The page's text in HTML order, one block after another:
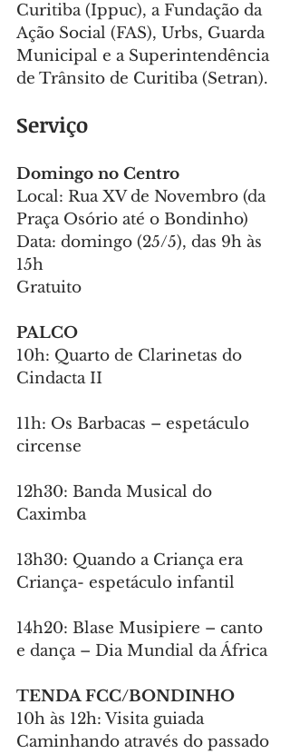
Curitiba (Ippuc), a Fundação da
Ação Social (FAS), Urbs, Guarda
Municipal e a Superintendência
de Trânsito de Curitiba (Setran).
Serviço
Domingo no Centro
Local: Rua XV de Novembro (da
Praça Osório até o Bondinho)
Data: domingo (25/5), das 9h às
15h
Gratuito
PALCO
10h: Quarto de Clarinetas do
Cindacta II
11h: Os Barbacas – espetáculo
circense
12h30: Banda Musical do
Caximba
13h30: Quando a Criança era
Criança- espetáculo infantil
14h20: Blase Musipiere – canto
e dança – Dia Mundial da África
TENDA FCC/BONDINHO
10h às 12h: Visita guiada
Caminhando através do passado